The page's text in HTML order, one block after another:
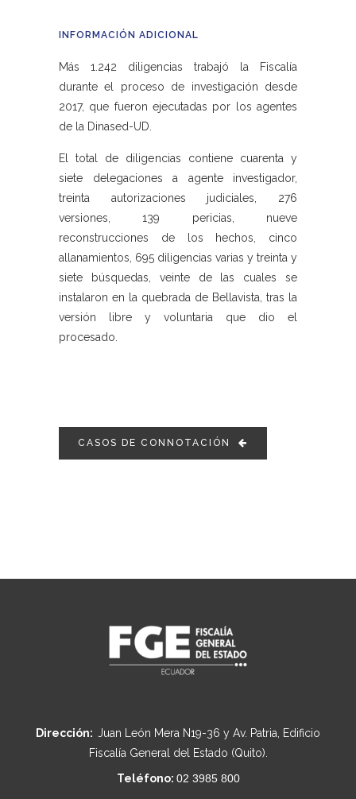
INFORMACIÓN ADICIONAL
Más 1.242 diligencias trabajó la Fiscalía
durante el proceso de investigación desde
2017, que fueron ejecutadas por los agentes
de la Dinased-UD.
El total de diligencias contiene cuarenta y
siete delegaciones a agente investigador,
treinta autorizaciones judiciales, 276
versiones, 139 pericias, nueve
reconstrucciones de los hechos, cinco
allanamientos, 695 diligencias varias y treinta y
siete búsquedas, veinte de las cuales se
instalaron en la quebrada de Bellavista, tras la
versión libre y voluntaria que dio el
procesado.
CASOS DE CONNOTACIÓN
Dirección: Juan León Mera N19-36 y Av. Patria, Edificio
Fiscalía General del Estado (Quito).
Teléfono: 02 3985 800